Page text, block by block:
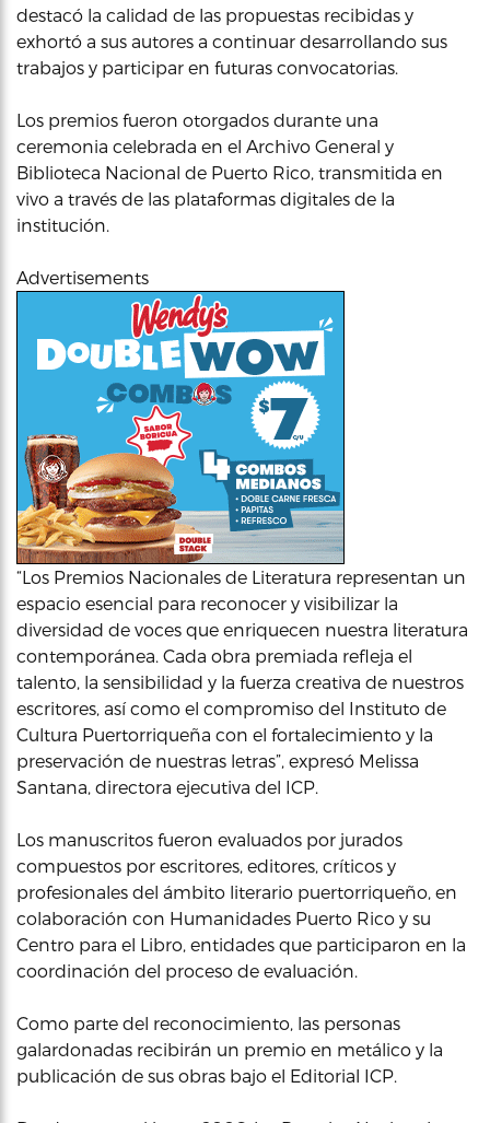
destacó la calidad de las propuestas recibidas y
exhortó a sus autores a continuar desarrollando sus
trabajos y participar en futuras convocatorias.
Los premios fueron otorgados durante una
ceremonia celebrada en el Archivo General y
Biblioteca Nacional de Puerto Rico, transmitida en
vivo a través de las plataformas digitales de la
institución.
Advertisements
“Los Premios Nacionales de Literatura representan un
espacio esencial para reconocer y visibilizar la
diversidad de voces que enriquecen nuestra literatura
contemporánea. Cada obra premiada refleja el
talento, la sensibilidad y la fuerza creativa de nuestros
escritores, así como el compromiso del Instituto de
Cultura Puertorriqueña con el fortalecimiento y la
preservación de nuestras letras”, expresó Melissa
Santana, directora ejecutiva del ICP.
Los manuscritos fueron evaluados por jurados
compuestos por escritores, editores, críticos y
profesionales del ámbito literario puertorriqueño, en
colaboración con Humanidades Puerto Rico y su
Centro para el Libro, entidades que participaron en la
coordinación del proceso de evaluación.
Como parte del reconocimiento, las personas
galardonadas recibirán un premio en metálico y la
publicación de sus obras bajo el Editorial ICP.